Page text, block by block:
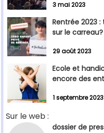
3 mai 2023
Rentrée 2023
sur le carreau?
29 août 2023
Ecole et
encore des
1 septembre 2023
Sur le web :
dossier de